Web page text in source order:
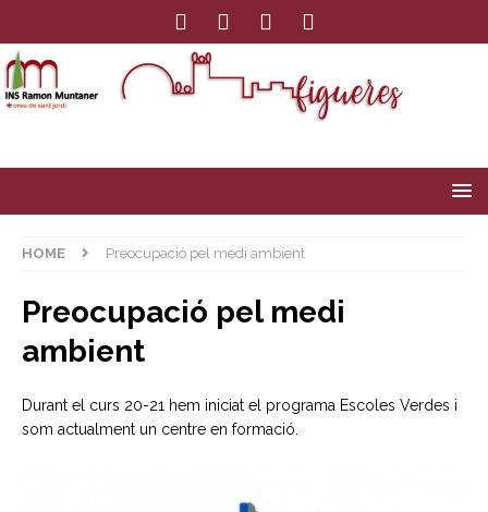
HOME Preocupació pel medi ambient
Preocupació pel medi
ambient
Durant el curs 20-21 hem iniciat el programa Escoles Verdes i
som actualment un centre en formació.